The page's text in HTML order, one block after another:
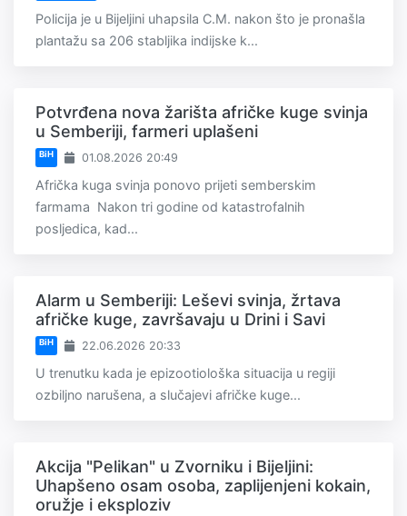
Policija je u Bijeljini uhapsila C.M. nakon što je pronašla
plantažu sa 206 stabljika indijske k...
Potvrđena nova žarišta afričke kuge svinja
u Semberiji, farmeri uplašeni
BiH 01.08.2026 20:49
Afrička kuga svinja ponovo prijeti semberskim
farmama Nakon tri godine od katastrofalnih
posljedica, kad...
Alarm u Semberiji: Leševi svinja, žrtava
afričke kuge, završavaju u Drini i Savi
BiH 22.06.2026 20:33
U trenutku kada je epizootiološka situacija u regiji
ozbiljno narušena, a slučajevi afričke kuge...
Akcija "Pelikan" u Zvorniku i Bijeljini:
Uhapšeno osam osoba, zaplijenjeni kokain,
oružje i eksploziv